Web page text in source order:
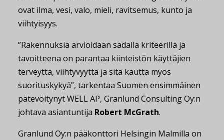
ovat ilma, vesi, valo, mieli, ravitsemus, kunto ja
viihtyisyys.
”Rakennuksia arvioidaan sadalla kriteerillä ja
tavoitteena on parantaa kiinteistön käyttäjien
terveyttä, viihtyvyyttä ja sitä kautta myös
suorituskykyä”, tarkentaa Suomen ensimmäinen
pätevöitynyt WELL AP, Granlund Consulting Oy:n
johtava asiantuntija Robert McGrath.
Granlund Oy:n pääkonttori Helsingin Malmilla on